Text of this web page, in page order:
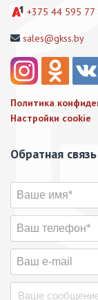
+375 44 595 77
sales@gkss.by
Политика
Настройки cookie
Обратная связь